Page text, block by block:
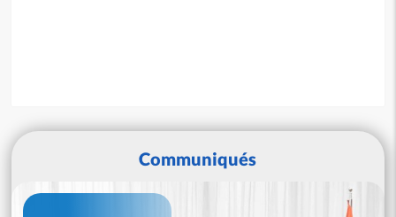
Communiqués